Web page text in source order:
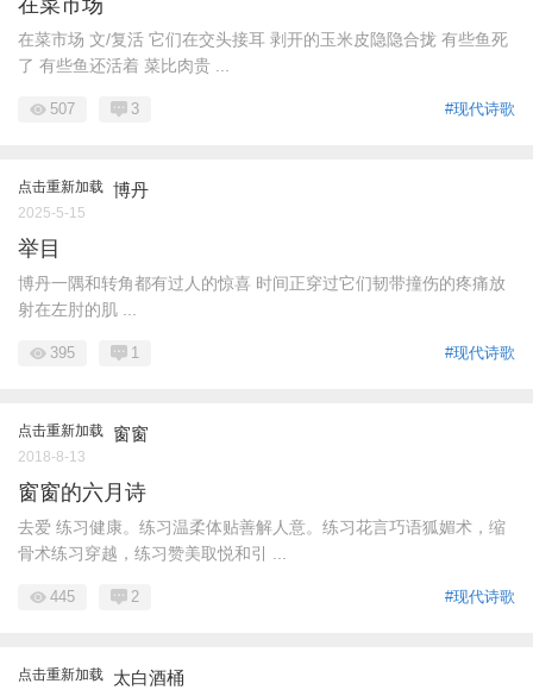
在菜市场 文/复活 它们在交头接耳 剥开的玉米皮隐隐合拢 有些鱼死
了 有些鱼还活着 菜比肉贵 ...
#现代诗歌
507 3
点击重新加载 博丹
2025-5-15
举目
​博丹 ​ ​ ​一隅和转角都有过人的惊喜 时间正穿过它们 ​ ​韧带撞伤的疼痛放
射在左肘的肌 ...
#现代诗歌
395 1
点击重新加载 窗窗
2018-8-13
窗窗的六月诗
去爱 练习健康。练习温柔体贴善解人意。练习花言巧语狐媚术，缩
骨术练习穿越，练习赞美取悦和引 ...
#现代诗歌
445 2
点击重新加载 太白酒桶